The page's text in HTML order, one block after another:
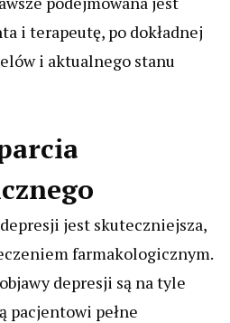
i terapeutę, po dokładnej
i aktualnego stanu
jest skuteczniejsza,
farmakologicznym.
depresji są na tyle
pacjentowi pełne